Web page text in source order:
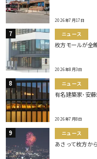
2026年7月17日
ニュース
枚方モールが全
2026年8月3日
ニュース
有名建築家･安
2026年7月8日
ニュース
あさって枚方か